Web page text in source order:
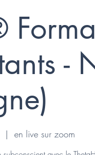
-
  |
en live sur zoom